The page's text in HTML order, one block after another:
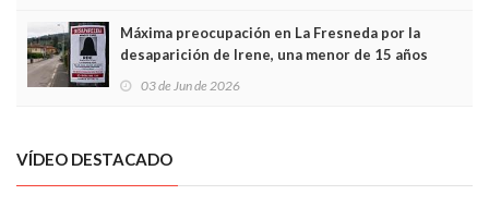
Máxima preocupación en La Fresneda por la
desaparición de Irene, una menor de 15 años
03 de Jun de 2026
VÍDEO DESTACADO